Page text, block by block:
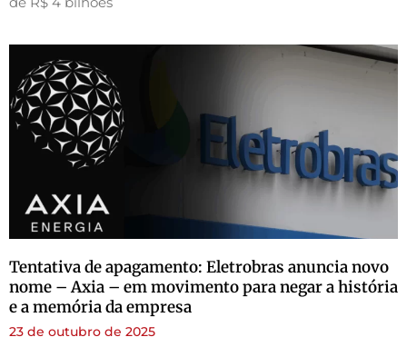
Tentativa de apagamento: Eletrobras anuncia novo
nome – Axia – em movimento para negar a história
e a memória da empresa
23 de outubro de 2025